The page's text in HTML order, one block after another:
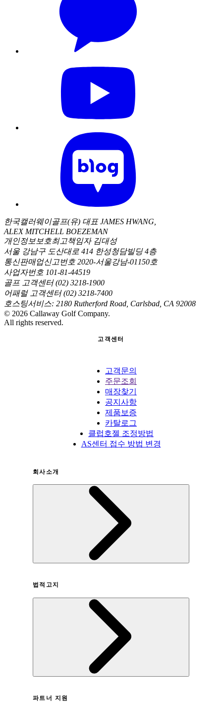
한국캘러웨이골프(유) 대표 JAMES HWANG,
ALEX MITCHELL BOEZEMAN
개인정보보호최고책임자 김대성
서울 강남구 도산대로 414 한성청담빌딩 4층
통신판매업신고번호 2020-서울강남-01150호
사업자번호 101-81-44519
골프 고객센터 (02) 3218-1900
어패럴 고객센터 (02) 3218-7400
호스팅서비스: 2180 Rutherford Road, Carlsbad, CA 92008
© 2026 Callaway Golf Company.
All rights reserved.
고객센터
고객문의
주문조회
매장찾기
공지사항
제품보증
카탈로그
클럽호젤 조정방법
AS센터 접수 방법 변경
회사소개
법적고지
파트너 지원